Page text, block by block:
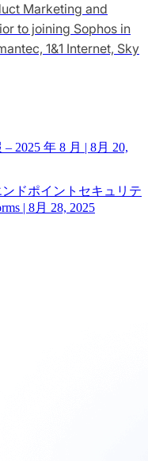
Marketing and
to joining Sophos in
1&1 Internet, Sky
2025 年 8 月 | 8月 20,
ドポイントセキュリテ
| 8月 28, 2025